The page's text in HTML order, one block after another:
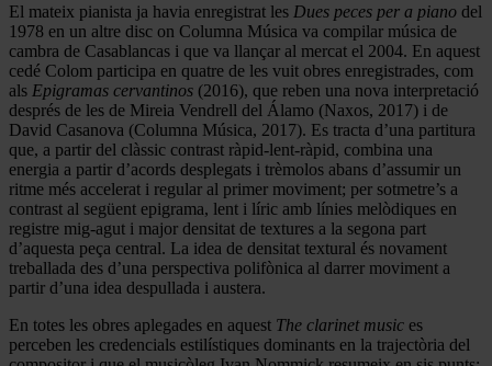
El mateix pianista ja havia enregistrat les Dues peces per a piano del
1978 en un altre disc on Columna Música va compilar música de
cambra de Casablancas i que va llançar al mercat el 2004. En aquest
cedé Colom participa en quatre de les vuit obres enregistrades, com
als Epigramas cervantinos (2016), que reben una nova interpretació
després de les de Mireia Vendrell del Álamo (Naxos, 2017) i de
David Casanova (Columna Música, 2017). Es tracta d’una partitura
que, a partir del clàssic contrast ràpid-lent-ràpid, combina una
energia a partir d’acords desplegats i trèmolos abans d’assumir un
ritme més accelerat i regular al primer moviment; per sotmetre’s a
contrast al següent epigrama, lent i líric amb línies melòdiques en
registre mig-agut i major densitat de textures a la segona part
d’aquesta peça central. La idea de densitat textural és novament
treballada des d’una perspectiva polifònica al darrer moviment a
partir d’una idea despullada i austera.
En totes les obres aplegades en aquest The clarinet music es
perceben les credencials estilístiques dominants en la trajectòria del